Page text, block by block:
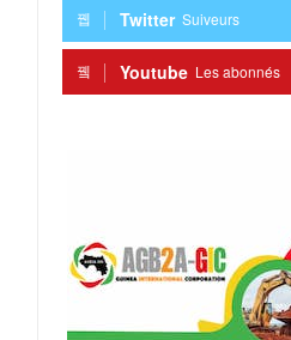
Twitter Suiveurs
Youtube Les abonnés